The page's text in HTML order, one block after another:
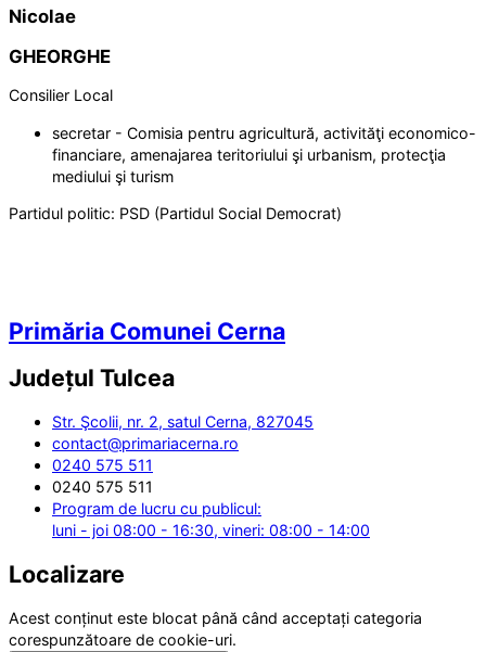
Nicolae
GHEORGHE
Consilier Local
secretar - Comisia pentru agricultură, activităţi economico-
financiare, amenajarea teritoriului şi urbanism, protecţia
mediului şi turism
Partidul politic: PSD (Partidul Social Democrat)
Primăria Comunei Cerna
Județul Tulcea
Str. Şcolii, nr. 2, satul Cerna, 827045
contact@primariacerna.ro
0240 575 511
0240 575 511
Program de lucru cu publicul:
luni - joi 08:00 - 16:30, vineri: 08:00 - 14:00
Localizare
Acest conținut este blocat până când acceptați categoria
corespunzătoare de cookie-uri.